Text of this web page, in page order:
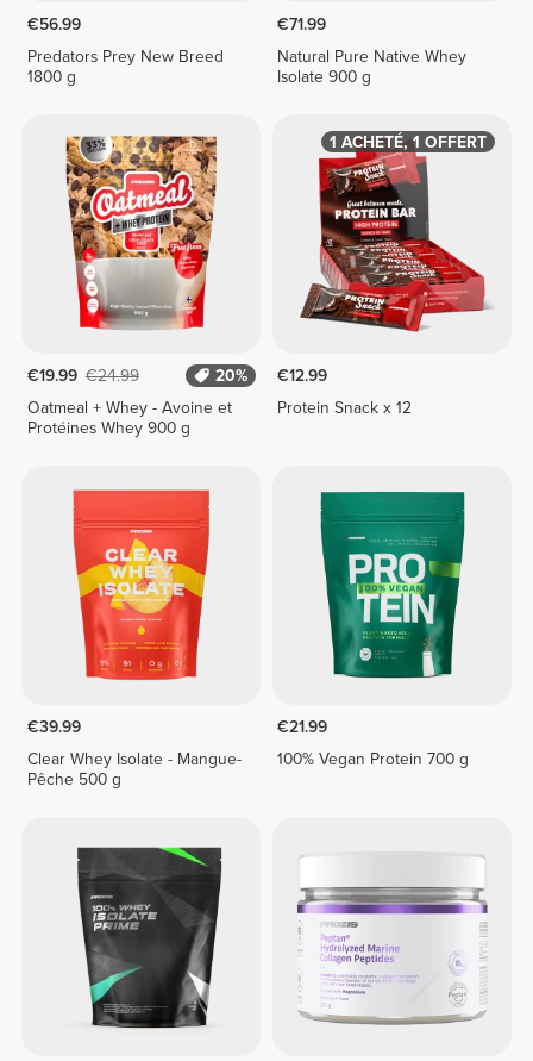
€56.99
Predators Prey New Breed
1800 g
€71.99
Natural Pure Native Whey
Isolate 900 g
€19.99 €24.99
20%
Oatmeal + Whey - Avoine et
Protéines Whey 900 g
1 ACHETÉ, 1 OFFERT
€12.99
Protein Snack x 12
€39.99
Clear Whey Isolate - Mangue-
Pêche 500 g
€21.99
100% Vegan Protein 700 g